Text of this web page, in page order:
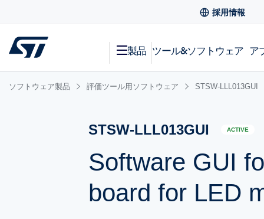
採用情報
製品 ツール&ソフトウェア ア
ソフトウェア製品 評価ツール用ソフトウェア STSW-LLL013GUI
STSW-LLL013GUI ACTIVE
Software GUI
board for LED